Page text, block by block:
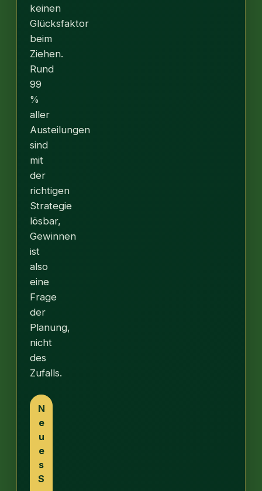
keinen
Glücksfaktor
beim
Ziehen.
Rund
99
%
aller
Austeilungen
sind
mit
der
richtigen
Strategie
lösbar,
Gewinnen
ist
also
eine
Frage
der
Planung,
nicht
des
Zufalls.
N
e
u
e
s
S